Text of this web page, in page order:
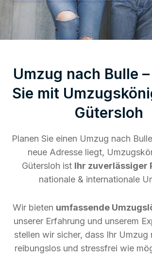
Umzug nach Bulle
Sie mit
Gütersloh
Planen Sie einen Umzug nach
neue Adresse liegt,
Gütersloh ist Ihr zuverlässiger
nationale & internationale
Wir bieten umfassende
unserer Erfahrung und unserem
stellen wir sicher, dass Ihr Umzug
reibungslos und stressfrei wie